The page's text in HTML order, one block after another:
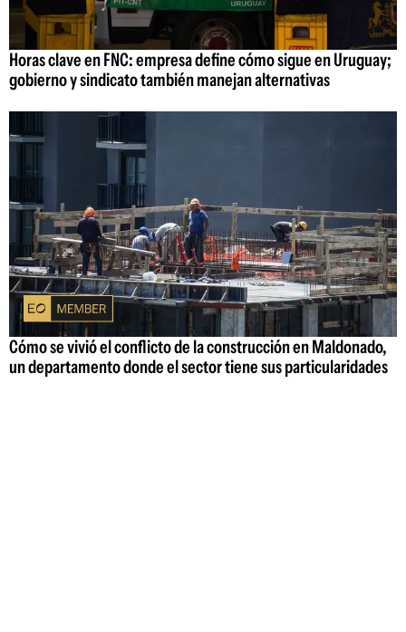
Horas clave en FNC: empresa define cómo sigue en Uruguay;
gobierno y sindicato también manejan alternativas
Cómo se vivió el conflicto de la construcción en Maldonado,
un departamento donde el sector tiene sus particularidades